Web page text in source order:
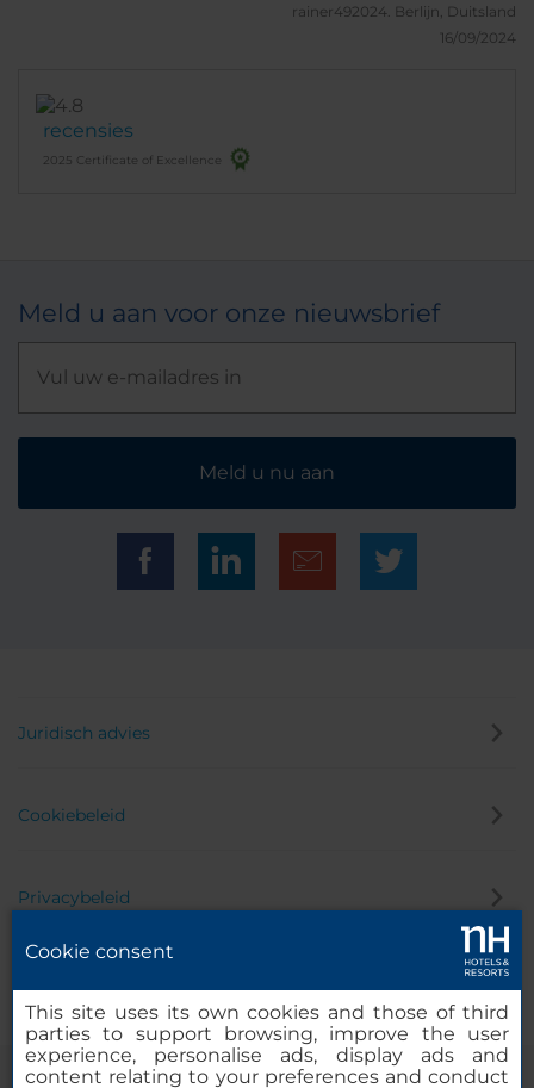
rainer492024. Berlijn, Duitsland
16/09/2024
recensies
2025 Certificate of Excellence
Meld u aan voor onze nieuwsbrief
Meld u nu aan
Juridisch advies
Cookiebeleid
Privacybeleid
Cookie consent
This site uses its own cookies and those of third
parties to support browsing, improve the user
experience, personalise ads, display ads and
content relating to your preferences and conduct